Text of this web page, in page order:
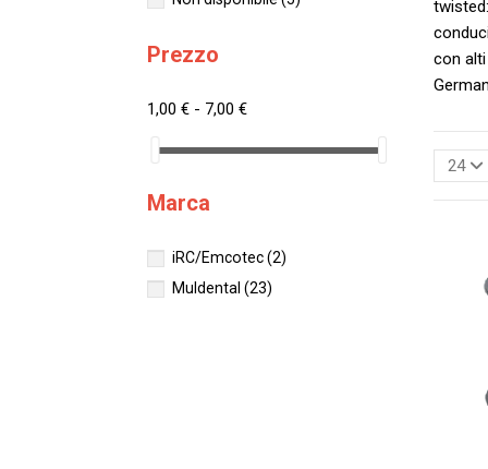
con
24
Prezzo
1,00 € - 7,00 €
Marca
iRC/Emcotec(2)
Muldental(23)